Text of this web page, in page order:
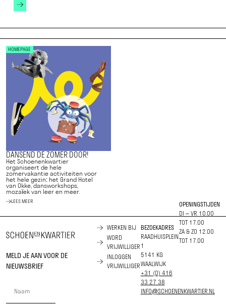
HOMEPAGE
DANSEND DE ZOMER DOOR!
Het Schoenenkwartier
organiseert de hele
zomervakantie activiteiten voor
het hele gezin: het Grand Hotel
van Okke, dansworkshops,
mozaïek van leer en meer.
LEES MEER
MELD JE AAN VOOR DE
NIEUWSBRIEF
WERKEN BIJ
WORD
VRIJWILLIGER
INLOGGEN
VRIJWILLIGER
BEZOEKADRES
RAADHUISPLEIN
1
5141 KG
WAALWIJK
+31 (0) 416
33 27 38
INFO@SCHOENENKWARTIER.NL
OPENINGSTIJDEN
DI – VR 10.00
TOT 17.00
ZA & ZO 12.00
TOT 17.00